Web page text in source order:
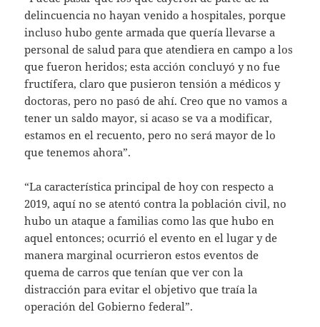
delincuencia no hayan venido a hospitales, porque
incluso hubo gente armada que quería llevarse a
personal de salud para que atendiera en campo a los
que fueron heridos; esta acción concluyó y no fue
fructífera, claro que pusieron tensión a médicos y
doctoras, pero no pasó de ahí. Creo que no vamos a
tener un saldo mayor, si acaso se va a modificar,
estamos en el recuento, pero no será mayor de lo
que tenemos ahora”.
“La característica principal de hoy con respecto a
2019, aquí no se atentó contra la población civil, no
hubo un ataque a familias como las que hubo en
aquel entonces; ocurrió el evento en el lugar y de
manera marginal ocurrieron estos eventos de
quema de carros que tenían que ver con la
distracción para evitar el objetivo que traía la
operación del Gobierno federal”.